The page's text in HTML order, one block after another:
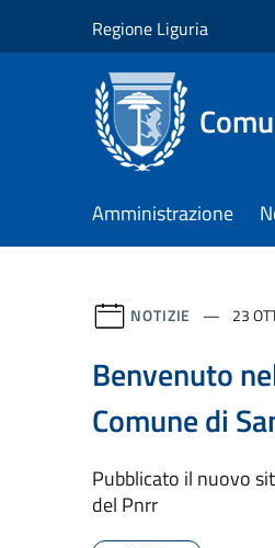
Regione Liguria
Amministrazione
NOTIZIE 23
Benvenuto
Comune di
Pubblicato il nuovo
del Pnrr